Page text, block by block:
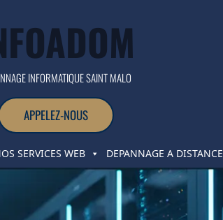
INFORMATIQUE SAINT MALO
APPELEZ-NOUS
SERVICES WEB DEPANNAGE A DISTANCE